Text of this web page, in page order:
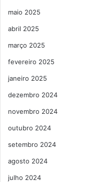
maio 2025
abril 2025
março 2025
fevereiro 2025
janeiro 2025
dezembro 2024
novembro 2024
outubro 2024
setembro 2024
agosto 2024
julho 2024